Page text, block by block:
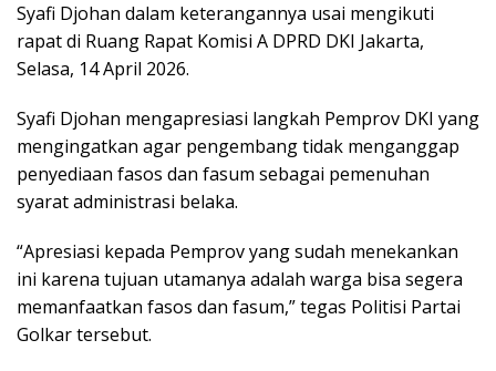
Syafi Djohan dalam keterangannya usai mengikuti
rapat di Ruang Rapat Komisi A DPRD DKI Jakarta,
Selasa, 14 April 2026.
Syafi Djohan mengapresiasi langkah Pemprov DKI yang
mengingatkan agar pengembang tidak menganggap
penyediaan fasos dan fasum sebagai pemenuhan
syarat administrasi belaka.
“Apresiasi kepada Pemprov yang sudah menekankan
ini karena tujuan utamanya adalah warga bisa segera
memanfaatkan fasos dan fasum,” tegas Politisi Partai
Golkar tersebut.